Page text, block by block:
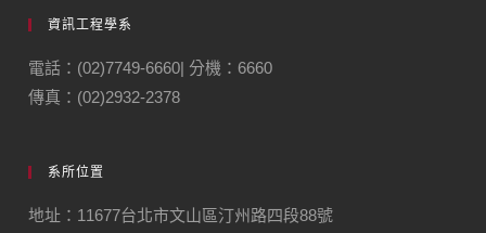
資訊工程學系
電話：(02)7749-6660| 分機：6660
傳真：(02)2932-2378
系所位置
地址：11677台北市文山區汀州路四段88號